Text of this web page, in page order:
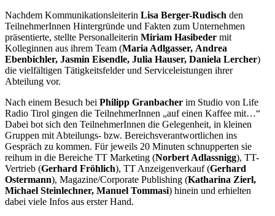
Nachdem Kommunikationsleiterin Lisa Berger-Rudisch den
TeilnehmerInnen Hintergründe und Fakten zum Unternehmen
präsentierte, stellte Personalleiterin Miriam Hasibeder mit
Kolleginnen aus ihrem Team (Maria Adlgasser, Andrea
Ebenbichler, Jasmin Eisendle, Julia Hauser, Daniela Lercher)
die vielfältigen Tätigkeitsfelder und Serviceleistungen ihrer
Abteilung vor.
Nach einem Besuch bei Philipp Granbacher im Studio von Life
Radio Tirol gingen die TeilnehmerInnen „auf einen Kaffee mit…“
Dabei bot sich den TeilnehmerInnen die Gelegenheit, in kleinen
Gruppen mit Abteilungs- bzw. Bereichsverantwortlichen ins
Gespräch zu kommen. Für jeweils 20 Minuten schnupperten sie
reihum in die Bereiche TT Marketing (Norbert Adlassnigg), TT-
Vertrieb (Gerhard Fröhlich), TT Anzeigenverkauf (Gerhard
Ostermann), Magazine/Corporate Publishing (Katharina Zierl,
Michael Steinlechner, Manuel Tommasi) hinein und erhielten
dabei viele Infos aus erster Hand.